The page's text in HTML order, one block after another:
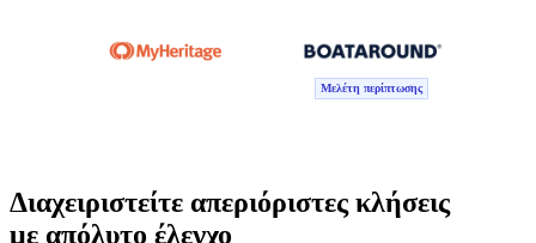
Μελέτη περίπτωσης
Διαχειριστείτε απεριόριστες κλήσεις
με απόλυτο έλεγχο